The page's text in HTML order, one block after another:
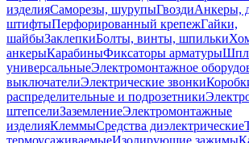
изделияСаморезы, шурупыГвоздиАнкеры,
штифтыПерфорированный крепежГайки,
шайбыЗаклепкиБолты, винты, шпильки
анкерыКарабиныФиксаторы арматуры
универсальныеЭлектромонтажное
выключателиЭлектрические звонки
распределительные и подрозетники
штепселиЗаземлениеЭлектромонтажные
изделияКлеммыСредства диэлектрические
термоусаживаемыеИзолирующие зажимы